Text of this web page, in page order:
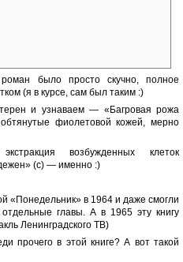
было просто скучно, полное
(я в курсе, сам был таким :)
и узнаваем — «Багровая рожа
фиолетовой кожей, мерно
возбужденных клеток
(с) — именно :)
«Понедельник» в 1964 и даже смогли
главы. А в 1965 эту книгу
Ленинградского ТВ)
прочего в этой книге? А вот такой